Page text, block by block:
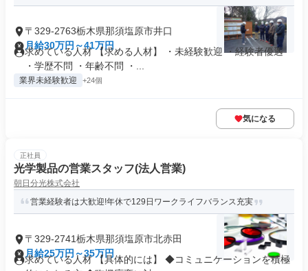
〒329-2763栃木県那須塩原市井口
月給30万円～41万円
求めている人材 【求める人材】 ・未経験歓迎 ・経験者優遇
・学歴不問 ・年齢不問 ・...
業界未経験歓迎 +24個
気になる
正社員
光学製品の営業スタッフ(法人営業)
朝日分光株式会社
営業経験者は大歓迎!年休で129日ワークライフバランス充実
〒329-2741栃木県那須塩原市北赤田
月給25万円～35万円
求めている人材 【具体的には】 ◆コミュニケーションを積極